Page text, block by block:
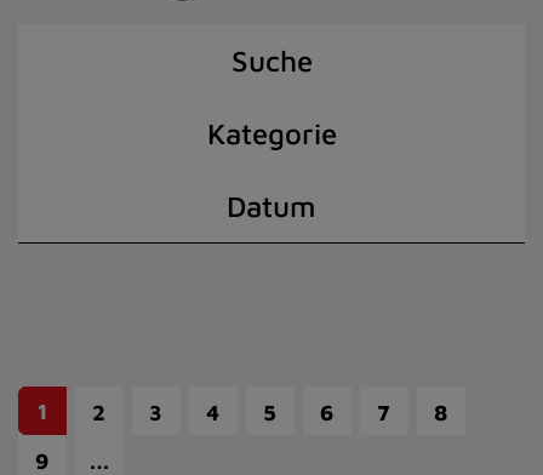
Suche
Kategorie
Datum
1 2 3 4 5 6 7
8
9
…